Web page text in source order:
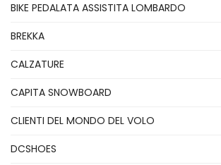
BIKE PEDALATA ASSISTITA LOMBARDO
BREKKA
CALZATURE
CAPITA SNOWBOARD
CLIENTI DEL MONDO DEL VOLO
DCSHOES